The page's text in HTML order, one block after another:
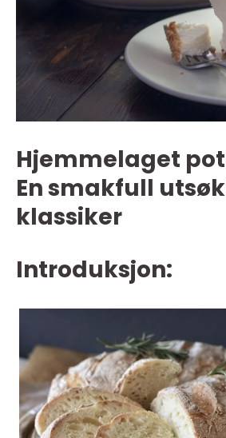
Hjemmelaget
En smakfull
klassiker
Introduksjon: